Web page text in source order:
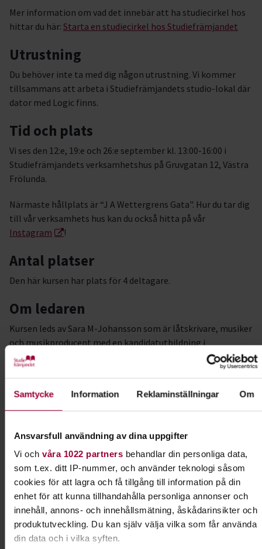
Samtycke Information Reklaminställningar Om
Ansvarsfull användning av dina uppgifter
Vi och våra 1022 partnersbehandlar din personliga data,
som t.ex. ditt IP-nummer, och använder teknologi såsom
cookies för att lagra och få tillgång till information på din
enhet för att kunna tillhandahålla personliga annonser och
innehåll, annons- och innehållsmätning, åskådarinsikter och
produktutveckling. Du kan själv välja vilka som får använda
din data och i vilka syften.
Mer information om vad det innebär att ha studiecirkel hos
hittar du här: Starta en studiecirkel hos Studiefrämjandet
Utrustning
Du behöver inte ta med dig någon utrustning. Vi kommer
tillsammans att arbeta i Studiefrämjandets studio-lokal där
dator med Logic finns.
Tid och plats
Vi ses den 12:e, 19:e och 26:e september kl. 13:00-16:00 i
Studiefrämjandets verksamhetshus på Gruvgatan 12, Västra
Frölunda.
Närmaste hållplats är “J A Wettergrens Gata". Hur du tar dig
till vår verksamhets hus kan du också hitta på vår
Instagram
!
Antal platser
Den här kursen har plats för 4 deltagare.
Om ledaren
Kursen leds av Sara M-Johansson som är låtskrivare, musiker
och musikproducent med en kandidatutbildning i
musikproduktion.
Övrigt
Kursledare
Sara M-Johansson
Kontakt